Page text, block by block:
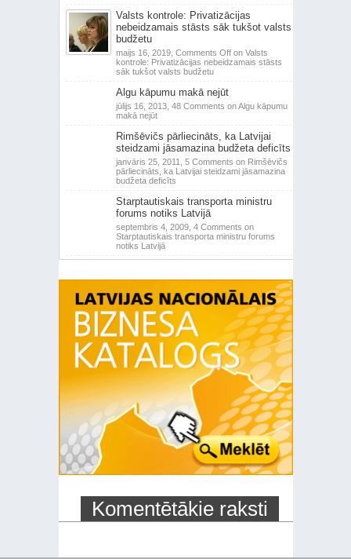
Valsts kontrole: Privatizācijas
nebeidzamais stāsts sāk tukšot valsts
budžetu
maijs 16, 2019, Comments Offon Valsts
kontrole: Privatizācijas nebeidzamais stāsts
sāk tukšot valsts budžetu
Algu kāpumu makā nejūt
jūlijs 16, 2013, 48 Comments on Algu kāpumu
makā nejūt
Rimšēvičs pārliecināts, ka Latvijai
steidzami jāsamazina budžeta deficīts
janvāris 25, 2011, 5 Comments on Rimšēvičs
pārliecināts, ka Latvijai steidzami jāsamazina
budžeta deficīts
Starptautiskais transporta ministru
forums notiks Latvijā
septembris 4, 2009, 4 Comments on
Starptautiskais transporta ministru forums
notiks Latvijā
Komentētākie raksti